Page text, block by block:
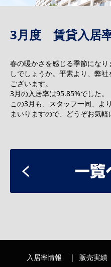
3月度 賃貸入
春の暖かさを感じる季節にな
しでしょうか。平素より、弊
ございます。
3月の入居率は95.85%でした。
この3月も、スタッフ一同、よ
まいりますので、どうぞお気軽
入居率情報 販売実績